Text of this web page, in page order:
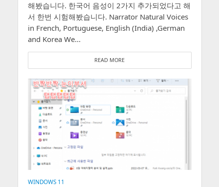
해봤습니다. 한국어 음성이 2가지 추가되었다고 해
서 한번 시험해봤습니다. Narrator Natural Voices
in French, Portuguese, English (India) ,German
and Korea We...
READ MORE
WINDOWS 11